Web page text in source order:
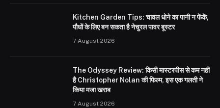
Kitchen Garden Tips: चावल धोने का पानी न फेंकें,
पौधों के लिए बन सकता है नेचुरल पावर बूस्टर
7 August 2026
The Odyssey Review: किसी मास्टरपीस से कम नहीं
है Christopher Nolan की फिल्म, इस एक गलती ने
किया मजा खराब
7 August 2026